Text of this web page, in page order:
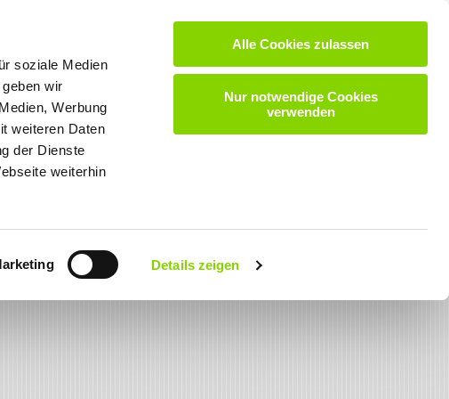
soziale Medien
wir
Werbung
weiteren Daten
der Dienste
weiterhin
Details zeigen
Alle Cookies zulassen
Nur notwendige Cookies
verwenden
KARRIERE KONTAKT